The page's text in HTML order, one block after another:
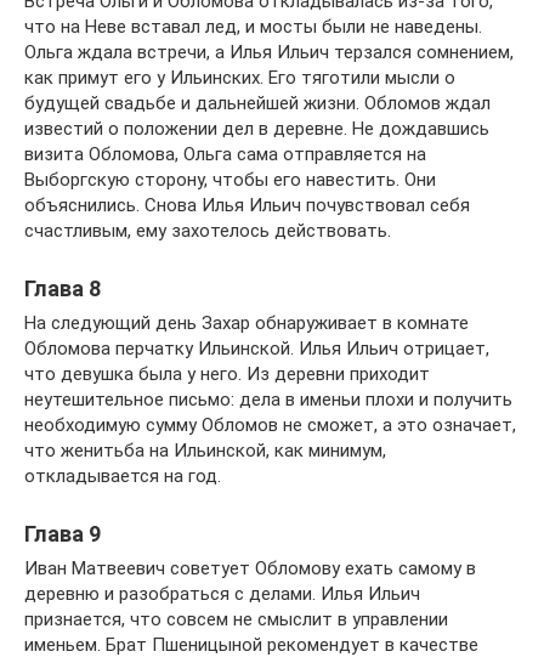
что на Неве вставал лед, и мосты были не наведены.
Ольга ждала встречи, а Илья Ильич терзался сомнением,
как примут его у Ильинских. Его тяготили мысли о
будущей свадьбе и дальнейшей жизни. Обломов ждал
известий о положении дел в деревне. Не дождавшись
визита Обломова, Ольга сама отправляется на
Выборгскую сторону, чтобы его навестить. Они
объяснились. Снова Илья Ильич почувствовал себя
счастливым, ему захотелось действовать.
Глава 8
На следующий день Захар обнаруживает в комнате
Обломова перчатку Ильинской. Илья Ильич отрицает,
что девушка была у него. Из деревни приходит
неутешительное письмо: дела в именьи плохи и получить
необходимую сумму Обломов не сможет, а это означает,
что женитьба на Ильинской, как минимум,
откладывается на год.
Глава 9
Иван Матвеевич советует Обломову ехать самому в
деревню и разобраться с делами. Илья Ильич
признается, что совсем не смыслит в управлении
именьем. Брат Пшеницыной рекомендует в качестве